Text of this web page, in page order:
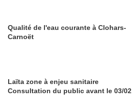
Qualité de l'eau courante à Clohars-
Carnoët
Laïta zone à enjeu sanitaire
Consultation du public avant le 03/02